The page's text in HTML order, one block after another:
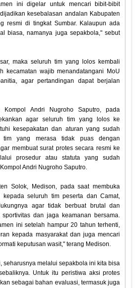
ini digelar untuk mencari bibit-bibit
kesebalasan andalan Kabupaten
resmi di tingkat Sumbar. Kalaupun ada
biasa, namanya juga sepakbola," sebut
maka seluruh tim yang lolos kembali
kecamatan wajib menandatangani MoU
agar pertandingan dapat berjalan
Kompol Andri Nugroho Saputro, pada
agar seluruh tim yang lolos ke
kesepakatan dan aturan yang sudah
tim yang merasa tidak puas dengan
membuat surat protes secara resmi ke
prosedur atau statuta yang sudah
Andri Nugroho Saputro.
Solok, Medison, pada saat membuka
kepada seluruh tim peserta dan Camat,
agar tidak berbuat brutal dan
dan jaga keamanan bersama.
ini setelah hampur 20 tahun terhenti,
kepada masyarakat dan juga mencari
keputusan wasit," terang Medison.
seharusnya melalui sepakbola ini kita bisa
Untuk itu peristiwa aksi protes
sebagai bahan evaluasi, termasuk juga